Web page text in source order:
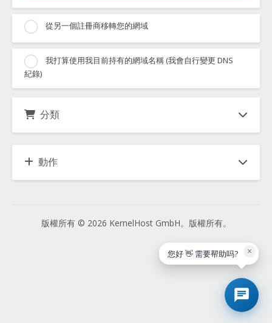
從另一個註冊商移轉您的網域
我打算使用我目前持有的網域名稱 (我會自行變更 DNS
紀錄)
分類
動作
版權所有 © 2026 KernelHost GmbH。版權所有。
×
您好 👋 需要帮助吗?